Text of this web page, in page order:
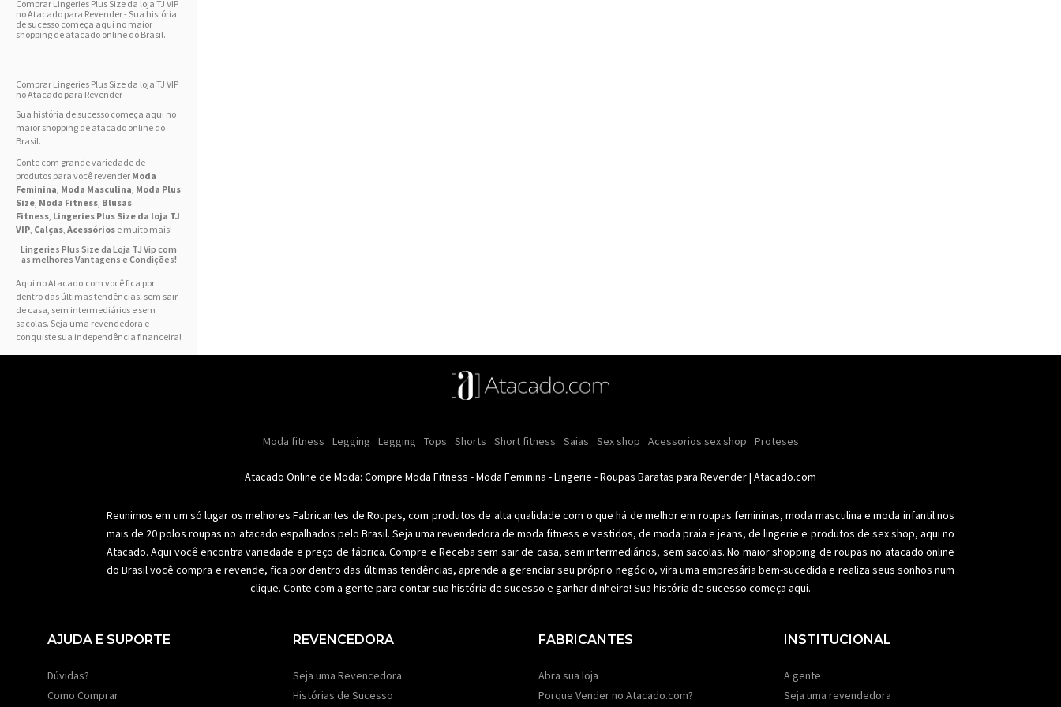
Comprar Lingeries Plus Size da loja TJ VIP
no Atacado para Revender - Sua história
de sucesso começa aqui no maior
shopping de atacado online do Brasil.
Comprar Lingeries Plus Size da loja TJ VIP
no Atacado para Revender
Sua história de sucesso começa aqui no
maior shopping de atacado online do
Brasil.
Conte com grande variedade de
produtos para você revender Moda
Feminina, Moda Masculina, Moda Plus
Size, Moda Fitness, Blusas
Fitness, Lingeries Plus Size da loja TJ
VIP, Calças, Acessórios e muito mais!
Lingeries Plus Size da Loja TJ Vip com
as melhores Vantagens e Condições!
Aqui no Atacado.com você fica por
dentro das últimas tendências, sem sair
de casa, sem intermediários e sem
sacolas. Seja uma revendedora e
conquiste sua independência financeira!
Especial natal Toda loja Feminino Moda feminina Moda feminina Moda íntima Moda fitness Moda praia Plus size Acessórios femininos
Moda masculino Moda masculina Moda intima masculina Acessórios masculinos Moda íntima Calcinhas Soutiens Conjuntos
Moda fitness Legging Legging Tops Shorts Short fitness Saias Sex shop Acessorios sex shop Proteses
Oleos e cremes Comestiveis Kits Lançamentos Ofertas Roupas para revender
Atacado Online de Moda: Compre Moda Fitness -Moda Feminina -Lingerie -Roupas Baratas para Revender| Atacado.com
Reunimos em um só lugar os melhoresFabricantes de Roupas, com produtos de alta qualidade com o que há de melhor em roupas femininas,moda masculina e moda infantil nos
mais de 20 polos roupas no atacado espalhados pelo Brasil. Seja uma revendedora demoda fitness e vestidos, de moda praia e jeans, de lingerie e produtos de sex shop, aqui no
Atacado. Aqui você encontra variedade e preço de fábrica. Compre e Receba sem sair de casa, sem intermediários, sem sacolas. No maior shopping de roupas no atacado online
do Brasil você compra e revende, fica por dentro das últimas tendências, aprende a gerenciar seu próprio negócio, vira uma empresária bem-sucedida e realiza seus sonhos num
clique. Conte com a gente para contar sua história de sucesso e ganhar dinheiro! Sua história de sucesso começa aqui.
AJUDA E SUPORTE
Dúvidas?
Como Comprar
REVENCEDORA
Seja uma Revencedora
Histórias de Sucesso
FABRICANTES
Abra sua loja
Porque Vender no Atacado.com?
INSTITUCIONAL
A gente
Seja uma revendedora